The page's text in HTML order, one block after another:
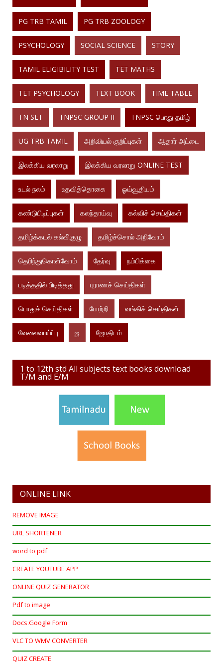
PG TRB TAMIL PG TRB ZOOLOGY
PSYCHOLOGY SOCIAL SCIENCE STORY
TAMIL ELIGIBILITY TEST TET MATHS
TET PSYCHOLOGY TEXT BOOK TIME TABLE
TN SET TNPSC GROUP II TNPSC பொது தமிழ்
UG TRB TAMIL அறிவியல் குறிப்புகள் ஆதார் அட்டை
இலக்கிய வரலாறு இலக்கிய வரலாறு ONLINE TEST
உடல் நலம் உதவித்தொகை ஓய்வூதியம்
கண்டுபிடிப்புகள் கலந்தாய்வு கல்விச் செய்திகள்
தமிழ்க்கடல் கல்வி்குழு தமிழ்ச்சொல் அறிவோம்
தெரிந்துகொள்வோம் தேர்வு நம்பிக்கை
படித்ததில் பிடித்தது புராணச் செய்திகள்
பொதுச் செய்திகள் போற்றி வங்கிச் செய்திகள்
வேலைவாய்ப்பு ஜ ஜோதிடம்
1 to 12th std All subjects text books download
T/M and E/M
ONLINE LINK
REMOVE IMAGE
URL SHORTENER
word to pdf
CREATE YOUTUBE APP
ONLINE QUIZ GENERATOR
Pdf to image
Docs.Google Form
VLC TO WMV CONVERTER
QUIZ CREATE